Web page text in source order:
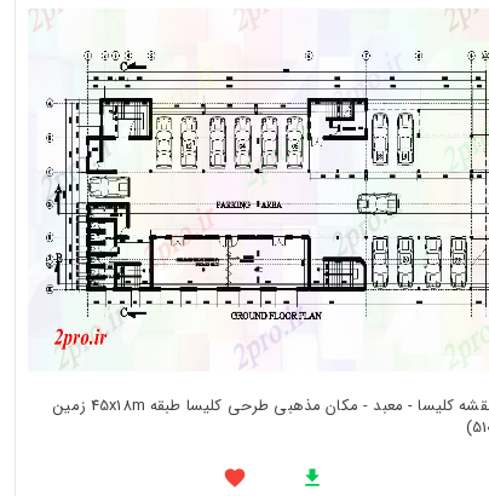
دانلود نقشه کلیسا - معبد - مکان مذهبی طرحی کلیسا طبقه 45x18m زمین